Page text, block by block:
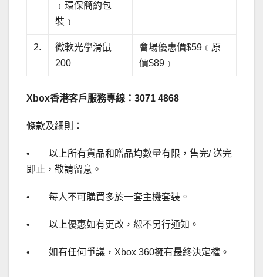
﹝環保簡約包
裝﹞
2.
微軟光學滑鼠
200
會場優惠價$59﹝原
價$89﹞
Xbox香港客戶服務專線： 3071 4868
條款及細則：
• 以上所有貨品和贈品均數量有限，售完/ 送完
即止，敬請留意。
• 每人不可購買多於一套主機套裝。
• 以上優惠如有更改，恕不另行通知。
• 如有任何爭議，Xbox 360擁有最終決定權。